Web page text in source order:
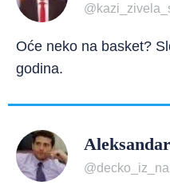
Oće neko na basket?
godina.